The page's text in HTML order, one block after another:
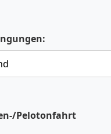
Pelotonfahrt